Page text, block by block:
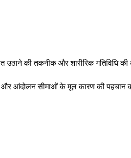
उठाने की तकनीक और शारीरिक गतिविधि की
आंदोलन सीमाओं के मूल कारण की पहचान